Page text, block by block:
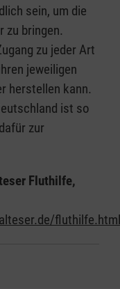
sein, um die
zu bringen.
zu jeder Art
jeweiligen
herstellen kann.
ist so
zur
Fluthilfe,
fluthilfe.html